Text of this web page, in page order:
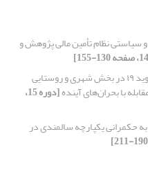
سیاستی نظام تأمین مالی پژوهش و
تحلیل اثرات بحران کوید ۱۹ در بخش شهری و روستایی
با بحران‌های آینده [دوره 15،
حکمرانی یکپارچه سالمندی در